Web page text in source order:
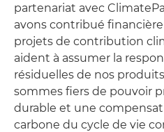
partenariat avec
avons contribué
projets de contribution
aident à assumer la
résiduelles de nos
sommes fiers de pouvoir
durable et une
carbone du cycle de vie